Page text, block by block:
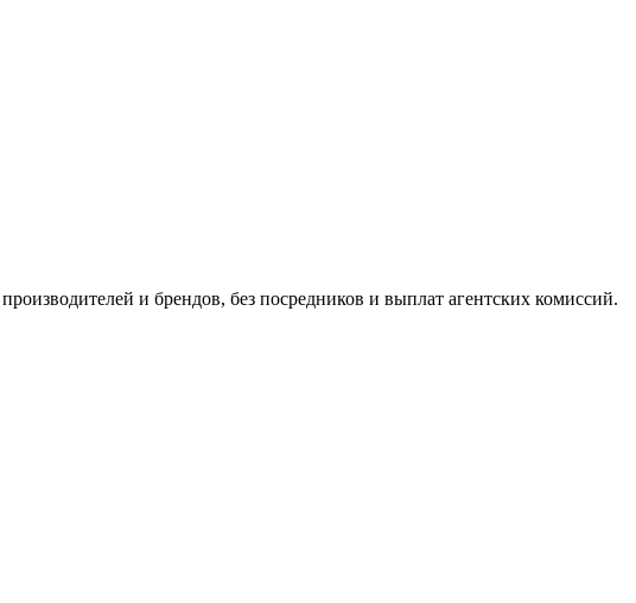
и брендов, без посредников и выплат агентских комиссий.